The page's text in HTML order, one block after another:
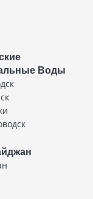
Воды